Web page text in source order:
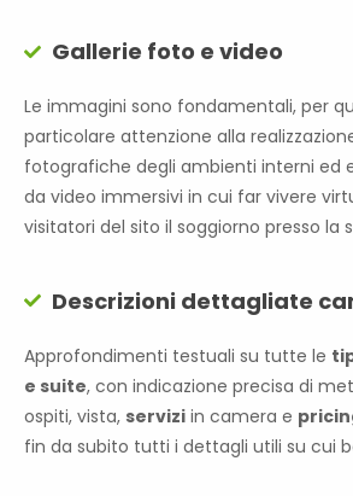
Gallerie foto e video
Le immagini sono fondamentali, per
particolare attenzione alla
fotografiche degli ambienti interni ed
da video immersivi in cui far vivere
visitatori del sito il soggiorno presso la
Descrizioni dettagliate
Approfondimenti testuali su tutte le
e suite, con indicazione precisa di
ospiti, vista, servizi in camera e
fin da subito tutti i dettagli utili su cui